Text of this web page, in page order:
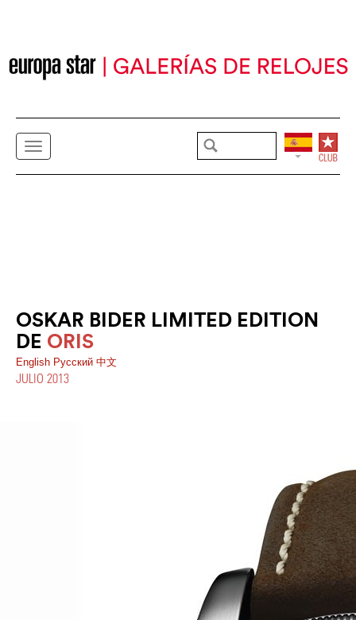
OSKAR BIDER LIMITED EDITION
DE ORIS
English Pусский 中文
JULIO 2013